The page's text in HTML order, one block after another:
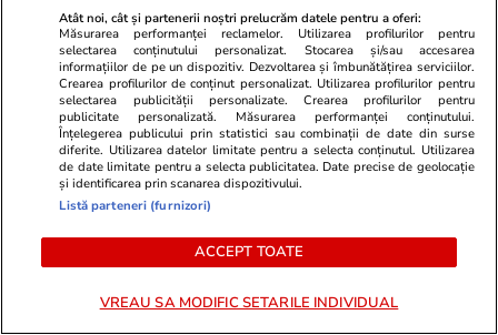
carburanți și TVA de 9% la
locuințe
PARTENERI
Atât noi, cât și partenerii noștri prelucrăm datele pentru a oferi:
Măsurarea performanței reclamelor. Utilizarea profilurilor pentru
selectarea conținutului personalizat. Stocarea și/sau accesarea
informațiilor de pe un dispozitiv. Dezvoltarea și îmbunătățirea serviciilor.
Crearea profilurilor de conținut personalizat. Utilizarea profilurilor pentru
selectarea publicității personalizate. Crearea profilurilor pentru
publicitate personalizată. Măsurarea performanței conținutului.
Înțelegerea publicului prin statistici sau combinații de date din surse
diferite. Utilizarea datelor limitate pentru a selecta conținutul. Utilizarea
de date limitate pentru a selecta publicitatea. Date precise de geolocație
și identificarea prin scanarea dispozitivului.
Listă parteneri (furnizori)
ACCEPT TOATE
VREAU SA MODIFIC SETARILE INDIVIDUAL